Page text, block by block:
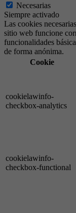
Necesarias
Siempre activado
Las cookies
sitio web funcione
funcionalidades
de forma anónima.
Cookie
cookielawinfo-
checkbox-analytics
cookielawinfo-
checkbox-functional